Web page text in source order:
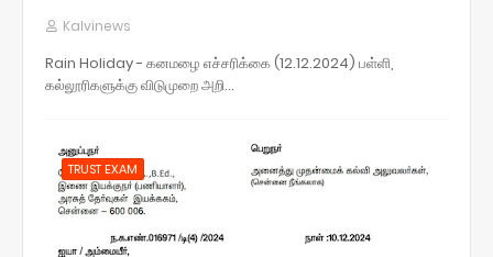
Kalvinews
Rain Holiday - கனமழை எச்சரிக்கை (12.12.2024) பள்ளி,
கல்லூரிகளுக்கு விடுமுறை அறி…
TRUST EXAM